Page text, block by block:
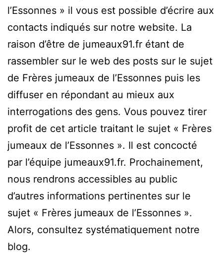
l’Essonnes » il vous est possible d’écrire aux
contacts indiqués sur notre website. La
raison d’être de jumeaux91.fr étant de
rassembler sur le web des posts sur le sujet
de Frères jumeaux de l’Essonnes puis les
diffuser en répondant au mieux aux
interrogations des gens. Vous pouvez tirer
profit de cet article traitant le sujet « Frères
jumeaux de l’Essonnes ». Il est concocté
par l’équipe jumeaux91.fr. Prochainement,
nous rendrons accessibles au public
d’autres informations pertinentes sur le
sujet « Frères jumeaux de l’Essonnes ».
Alors, consultez systématiquement notre
blog.